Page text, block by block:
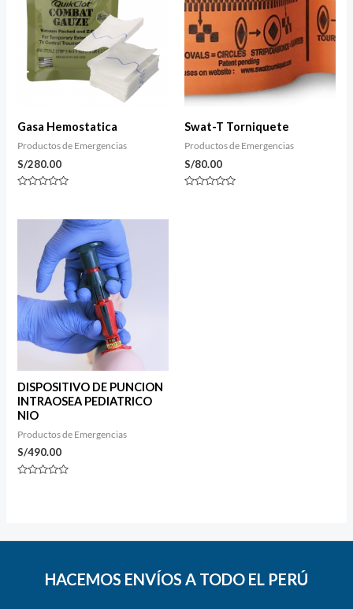
Gasa Hemostatica
Productos de Emergencias
S/280.00
Swat-T Torniquete
Productos de Emergencias
S/80.00
DISPOSITIVO DE PUNCION
INTRAOSEA PEDIATRICO
NIO
Productos de Emergencias
S/490.00
HACEMOS ENVÍOS A TODO EL PERÚ